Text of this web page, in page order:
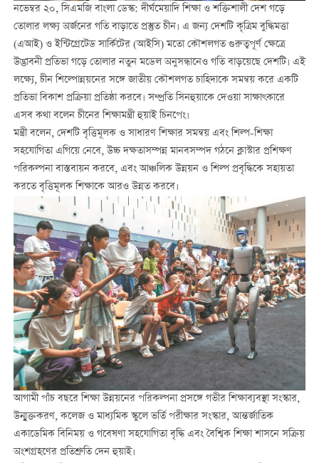
নভেম্বর ২০, সিএমজি বাংলা ডেস্ক: দীর্ঘমেয়াদি শিক্ষা ও শক্তিশালী দেশ গড়ে
তোলার লক্ষ্য অর্জনের গতি বাড়াতে প্রস্তুত চীন। এ জন্য দেশটি কৃত্রিম বুদ্ধিমত্তা
(এআই) ও ইন্টিগ্রেটেড সার্কিটের (আইসি) মতো কৌশলগত গুরুত্বপূর্ণ ক্ষেত্রে
উদ্ভাবনী প্রতিভা গড়ে তোলার নতুন মডেল অনুসন্ধানেও গতি বাড়য়েছে দেশটি। এই
লক্ষ্যে, চীন শিল্পোন্নয়নের সঙ্গে জাতীয় কৌশলগত চাহিদাকে সমন্বয় করে একটি
প্রতিভা বিকাশ প্রক্রিয়া প্রতিষ্ঠা করবে। সম্প্রতি সিনহুয়াকে দেওয়া সাক্ষাৎকারে
এসব কথা বলেন চীনের শিক্ষামন্ত্রী হুয়াই চিনপেং।
মন্ত্রী বলেন, দেশটি বৃত্তিমূলক ও সাধারণ শিক্ষার সমন্বয় এবং শিল্প-শিক্ষা
সহযোগিতা এগিয়ে নেবে, উচ্চ দক্ষতাসম্পন্ন মানবসম্পদ গঠনে ক্লাস্টার প্রশিক্ষণ
পরিকল্পনা বাস্তবায়ন করবে, এবং আঞ্চলিক উন্নয়ন ও শিল্প প্রবৃদ্ধিকে সহায়তা
করতে বৃত্তিমূলক শিক্ষাকে আরও উন্নত করবে।
আগামী পাঁচ বছরে শিক্ষা উন্নয়নের পরিকল্পনা প্রসঙ্গে গভীর শিক্ষাব্যবস্থা সংস্কার,
উন্মুক্তকরণ, কলেজ ও মাধ্যমিক স্কুলে ভর্তি পরীক্ষার সংস্কার, আন্তর্জাতিক
একাডেমিক বিনিময় ও গবেষণা সহযোগিতা বৃদ্ধি এবং বৈশ্বিক শিক্ষা শাসনে সক্রিয়
অংশগ্রহণের প্রতিশ্রুতি দেন হুয়াই।